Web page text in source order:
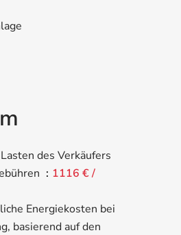
des Verkäufers
1116 € /
Energiekosten bei
basierend auf den